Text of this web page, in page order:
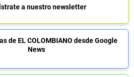
a nuestro newsletter
de EL COLOMBIANO desde Google
News